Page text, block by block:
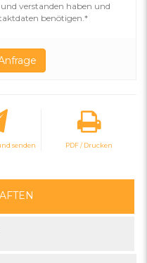
verstanden haben und
benötigen.*
senden PDF / Drucken